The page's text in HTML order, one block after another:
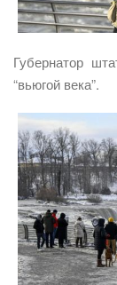
Губернатор
“вьюгой века”.